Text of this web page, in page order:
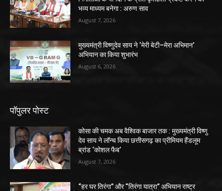
भव्य माध्यम बनेगा : अरुण साव
August 7, 2026
मुख्यमंत्री विष्णुदेव साय ने ‘मेरी बेटी–मेरा अभिमान’
अभियान का किया शुभारंभ
August 6, 2026
पॉपुलर पोस्ट
कोसा की चमक अब वैश्विक बाजार तक : मुख्यमंत्री विष्णु
देव साय ने लॉन्च किया छत्तीसगढ़ का प्रीमियम हैंडलूम
ब्रांड ‘कोशल फैब’
August 7, 2026
“हर घर तिरंगा” और “तिरंगा यात्रा” अभियान राष्ट्र